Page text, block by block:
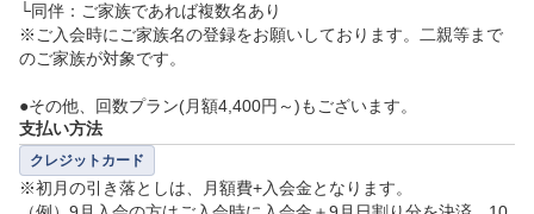
└同伴：ご家族であれば複数名あり
※ご入会時にご家族名の登録をお願いしております。二親等まで
のご家族が対象です。
●その他、回数プラン(月額4,400円～)もございます。
支払い方法
クレジットカード
※初月の引き落としは、月額費+入会金となります。